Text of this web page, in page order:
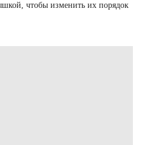
чтобы изменить их порядок